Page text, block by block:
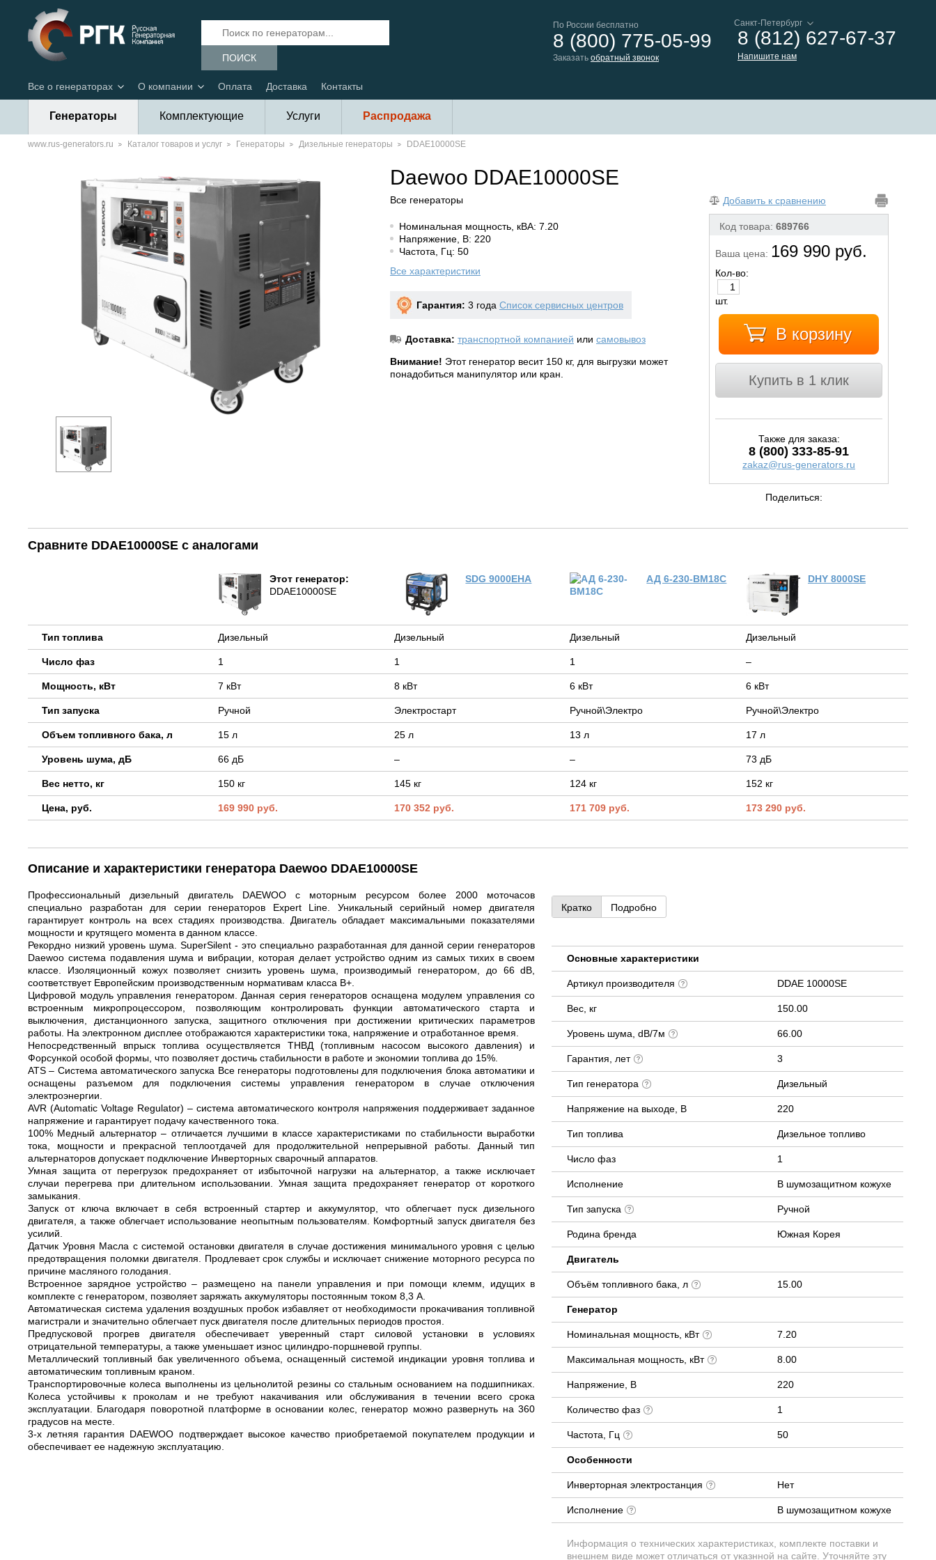
ПОИСК
По России бесплатно
8 (800) 775-05-99
Заказать обратный звонок
8 (812) 627-67-37
Напишите нам
Все о генераторах О компании Оплата Доставка Контакты
Генераторы Комплектующие Услуги Распродажа
www.rus-generators.ru Каталог товаров и услуг Генераторы Дизельные генераторы DDAE10000SE
Daewoo DDAE10000SE
Все генераторы
Номинальная мощность, кВА: 7.20
Напряжение, В: 220
Частота, Гц: 50
Все характеристики
Гарантия: 3 года Список сервисных центров
Доставка: транспортной компанией или самовывоз
Внимание! Этот генератор весит 150 кг, для выгрузки может
понадобиться манипулятор или кран.
Добавить к сравнению
Код товара: 689766
Ваша цена: 169 990 руб.
Кол-во:
шт.
В корзину
Купить в 1 клик
Также для заказа:
8 (800) 333-85-91
zakaz@rus-generators.ru
Поделиться:
Сравните DDAE10000SE с аналогами
Тип топлива
Число фаз
Мощность, кВт
Тип запуска
Объем топливного бака, л
Уровень шума, дБ
Вес нетто, кг
Цена, руб.
Этот генератор:
DDAE10000SE
Дизельный
1
7 кВт
Ручной
15 л
66 дБ
150 кг
169 990 руб.
SDG 9000EHA
Дизельный
1
8 кВт
Электростарт
25 л
–
145 кг
170 352 руб.
АД 6-230-ВМ18C
Дизельный
1
6 кВт
Ручной\Электро
13 л
–
124 кг
171 709 руб.
DHY 8000SE
Дизельный
–
6 кВт
Ручной\Электро
17 л
73 дБ
152 кг
173 290 руб.
Описание и характеристики генератора Daewoo DDAE10000SE
Профессиональный дизельный двигатель DAEWOO с моторным ресурсом более 2000 моточасов
специально разработан для серии генераторов Expert Line. Уникальный серийный номер двигателя
гарантирует контроль на всех стадиях производства. Двигатель обладает максимальными показателями
мощности и крутящего момента в данном классе.
Рекордно низкий уровень шума. SuperSilent - это специально разработанная для данной серии генераторов
Daewoo система подавления шума и вибрации, которая делает устройство одним из самых тихих в своем
классе. Изоляционный кожух позволяет снизить уровень шума, производимый генератором, до 66 dB,
соответствует Европейским производственным нормативам класса B+.
Цифровой модуль управления генератором. Данная серия генераторов оснащена модулем управления со
встроенным микропроцессором, позволяющим контролировать функции автоматического старта и
выключения, дистанционного запуска, защитного отключения при достижении критических параметров
работы. На электронном дисплее отображаются характеристики тока, напряжение и отработанное время.
Непосредственный впрыск топлива осуществляется ТНВД (топливным насосом высокого давления) и
Форсункой особой формы, что позволяет достичь стабильности в работе и экономии топлива до 15%.
ATS – Система автоматического запуска Все генераторы подготовлены для подключения блока автоматики и
оснащены разъемом для подключения системы управления генератором в случае отключения
электроэнергии.
AVR (Automatic Voltage Regulator) – система автоматического контроля напряжения поддерживает заданное
напряжение и гарантирует подачу качественного тока.
100% Медный альтернатор – отличается лучшими в классе характеристиками по стабильности выработки
тока, мощности и прекрасной теплоотдачей для продолжительной непрерывной работы. Данный тип
альтернаторов допускает подключение Инверторных сварочный аппаратов.
Умная защита от перегрузок предохраняет от избыточной нагрузки на альтернатор, а также исключает
случаи перегрева при длительном использовании. Умная защита предохраняет генератор от короткого
замыкания.
Запуск от ключа включает в себя встроенный стартер и аккумулятор, что облегчает пуск дизельного
двигателя, а также облегчает использование неопытным пользователям. Комфортный запуск двигателя без
усилий.
Датчик Уровня Масла с системой остановки двигателя в случае достижения минимального уровня с целью
предотвращения поломки двигателя. Продлевает срок службы и исключает снижение моторного ресурса по
причине масляного голодания.
Встроенное зарядное устройство – размещено на панели управления и при помощи клемм, идущих в
комплекте с генератором, позволяет заряжать аккумуляторы постоянным током 8,3 А.
Автоматическая система удаления воздушных пробок избавляет от необходимости прокачивания топливной
магистрали и значительно облегчает пуск двигателя после длительных периодов простоя.
Предпусковой прогрев двигателя обеспечивает уверенный старт силовой установки в условиях
отрицательной температуры, а также уменьшает износ цилиндро-поршневой группы.
Металлический топливный бак увеличенного объема, оснащенный системой индикации уровня топлива и
автоматическим топливным краном.
Транспортировочные колеса выполнены из цельнолитой резины со стальным основанием на подшипниках.
Колеса устойчивы к проколам и не требуют накачивания или обслуживания в течении всего срока
эксплуатации. Благодаря поворотной платформе в основании колес, генератор можно развернуть на 360
градусов на месте.
3-х летняя гарантия DAEWOO подтверждает высокое качество приобретаемой покупателем продукции и
обеспечивает ее надежную эксплуатацию.
Кратко Подробно
Основные характеристики
Артикул производителя DDAE 10000SE
Вес, кг 150.00
Уровень шума, dB/7м 66.00
Гарантия, лет 3
Тип генератора Дизельный
Напряжение на выходе, В 220
Тип топлива Дизельное топливо
Число фаз 1
Исполнение В шумозащитном кожухе
Тип запуска Ручной
Родина бренда Южная Корея
Двигатель
Объём топливного бака, л 15.00
Генератор
Номинальная мощность, кВт 7.20
Максимальная мощность, кВт 8.00
Напряжение, В 220
Количество фаз 1
Частота, Гц 50
Особенности
Инверторная электростанция Нет
Исполнение В шумозащитном кожухе
Информация о технических характеристиках, комплекте поставки и
внешнем виде может отличаться от указнной на сайте. Уточняйте эту